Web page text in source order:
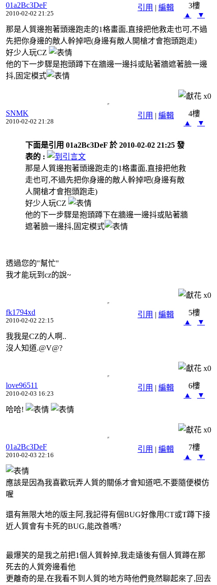
引用 | 編輯
01a2Bc3DeF
2010-02-02 21:25
3樓
▲
▼
那是人質邊抱著頭邊跑走的1格畫面,直接把他救走也可,不過
先把你身邊的敵人幹掉吧(身邊有敵人開槍才會抱頭跑走)
好少人玩CZ
他的下一步驟是抱頭蹲下在牆邊一邊抖或貼著牆遮著臉一邊
抖,固定模式
x0
引用 | 編輯
SNMK
2010-02-02 21:28
4樓
▲
▼
下面是引用 01a2Bc3DeF 於 2010-02-02 21:25 發
表的 :
那是人質邊抱著頭邊跑走的1格畫面,直接把他救
走也可,不過先把你身邊的敵人幹掉吧(身邊有敵
人開槍才會抱頭跑走)
好少人玩CZ
他的下一步驟是抱頭蹲下在牆邊一邊抖或貼著牆
遮著臉一邊抖,固定模式
透過您的"幫忙"
我才能玩到cz的說~
x0
引用 | 編輯
fk1794xd
2010-02-02 22:15
5樓
▲
▼
我我是CZ的人啊..
沒人知道.@V@?
x0
引用 | 編輯
love96511
2010-02-03 16:23
6樓
▲
▼
哈哈!
x0
引用 | 編輯
01a2Bc3DeF
2010-02-03 22:16
7樓
▲
▼
應該是因為我喜歡玩弄人質的關係才會知道吧,不要隨便模仿
喔
還有無限大地的版主阿,我記得有個BUG好像用CT或T蹲下接
近人質會有卡死的BUG,能改善嗎?
最爆笑的是我之前把1個人質幹掉,我走遠後有個人質蹲在那
死去的人質旁邊看他
更離奇的是,在我看不到人質的地方時他們竟然聊起來了,回去